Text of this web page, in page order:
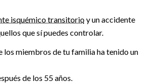
isquémico transitorioy un accidente
que sí puedes controlar.
los miembros de tu familia ha tenido un
de los 55 años.